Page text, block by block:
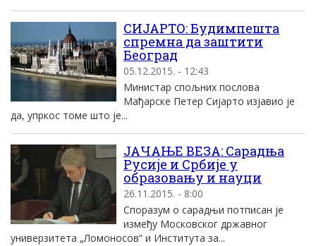
СИЈАРТО: Будимпешта
спремна да заштити
Београд
05.12.2015. - 12:43
Министар спољних послова
Мађарске Петер Сијарто изјавио је
да, упркос томе што је...
ЈАЧАЊЕ ВЕЗА: Сарадња
Русије и Србије у
образовању и науци
26.11.2015. - 8:00
Споразум о сарадњи потписан је
између Московског државног
универзитета „Ломоносов“ и Института за...